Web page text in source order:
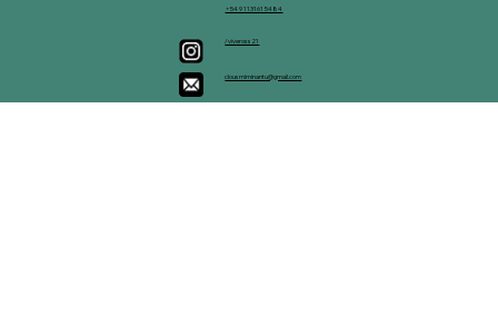
+54 9 113161 5484
/viveross21
clousmiminantu@gmail.com